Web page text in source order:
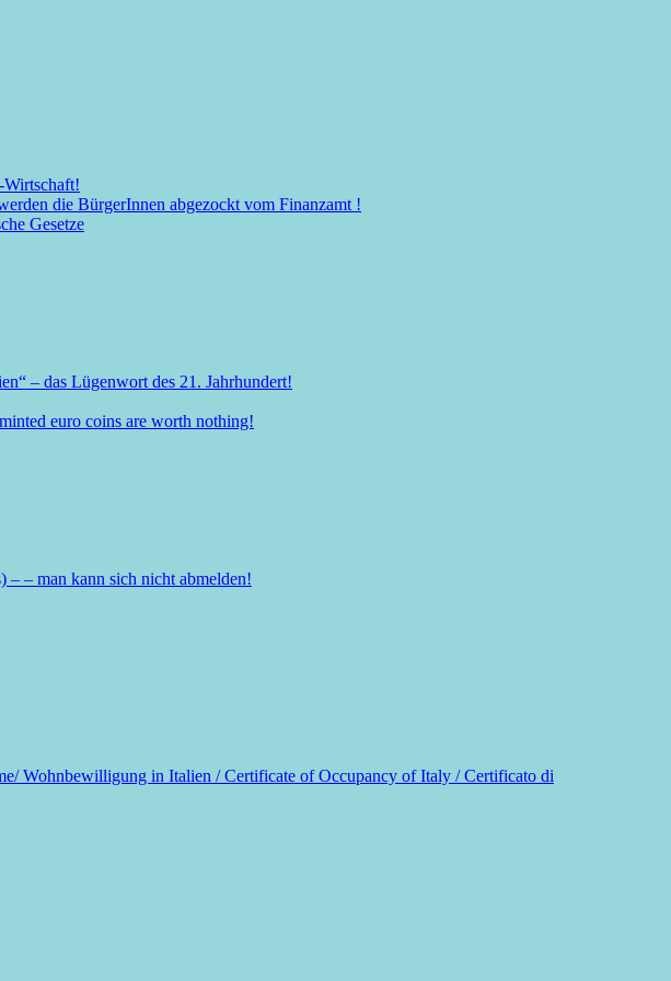
die BürgerInnen abgezockt vom Finanzamt !
Gesetze
– das Lügenwort des 21. Jahrhundert!
euro coins are worth nothing!
– man kann sich nicht abmelden!
Wohnbewilligung in Italien / Certificate of Occupancy of Italy / Certificato di